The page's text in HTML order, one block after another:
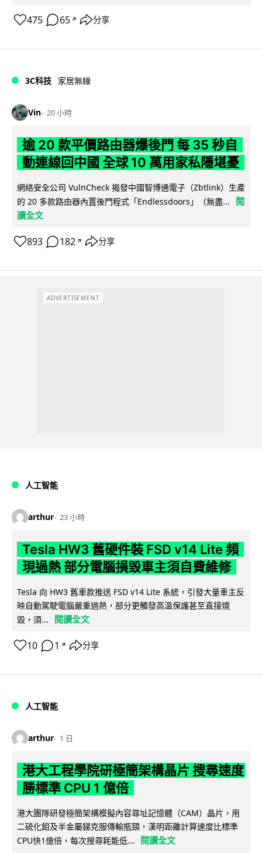
475 65 ↗ 分享
3C科技 家居無線
Vin 20 小時
逾 20 款平價路由器爆後門 每 35 秒自
動連線回中國 全球 10 萬用家私隱堪憂
網絡安全公司 VulnCheck 揭發中國智博通電子（Zbtlink）生產
的 20 多款路由器內置後門程式「Endlessdoors」（無盡...
閱
讀全文
893 182 ↗ 分享
ADVERTISEMENT
人工智能
arthur 23 小時
Tesla HW3 舊硬件裝 FSD v14 Lite 頻
現過熱 部分電腦損毀車主須自費維修
Tesla 向 HW3 舊車款推送 FSD v14 Lite 系統，引發大量車主反
映自動駕駛電腦嚴重過熱，部分更觸發高溫保護甚至直接燒
毀，須...
閱讀全文
10 1 ↗ 分享
人工智能
arthur 1 日
港大工程學院研極簡架構晶片 搜尋速度
勝標準 CPU 1 億倍
港大團隊研發極簡架構模擬內容尋址記憶體（CAM）晶片，用
二硫化鉬及半金屬銻克服傳輸瓶頸，漢明距離計算速度比標準
CPU快1億倍，每次搜尋耗能低...
閱讀全文